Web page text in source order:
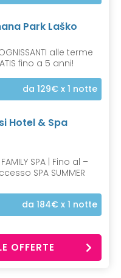
Park Laško
alle terme
fino a 5 anni!
da 129€ x 1 notte
Hotel & Spa
SPA | Fino al –
SPA SUMMER
da 184€ x 1 notte
OFFERTE